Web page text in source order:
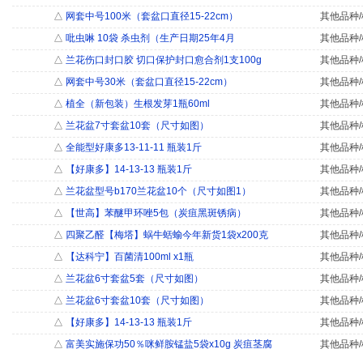
△ 网套中号100米（套盆口直径15-22cm）
其他品种
△ 吡虫啉 10袋 杀虫剂（生产日期25年4月
其他品种
△ 兰花伤口封口胶 切口保护封口愈合剂1支100g
其他品种
△ 网套中号30米（套盆口直径15-22cm）
其他品种
△ 植全（新包装）生根发芽1瓶60ml
其他品种
△ 兰花盆7寸套盆10套（尺寸如图）
其他品种
△ 全能型好康多13-11-11 瓶装1斤
其他品种
△ 【好康多】14-13-13 瓶装1斤
其他品种
△ 兰花盆型号b170兰花盆10个（尺寸如图1）
其他品种
△ 【世高】苯醚甲环唑5包（炭疽黑斑锈病）
其他品种
△ 四聚乙醛【梅塔】蜗牛蛞蝓今年新货1袋x200克
其他品种
△ 【达科宁】百菌清100ml x1瓶
其他品种
△ 兰花盆6寸套盆5套（尺寸如图）
其他品种
△ 兰花盆6寸套盆10套（尺寸如图）
其他品种
△ 【好康多】14-13-13 瓶装1斤
其他品种
△ 富美实施保功50％咪鲜胺锰盐5袋x10g 炭疽茎腐 其他品种